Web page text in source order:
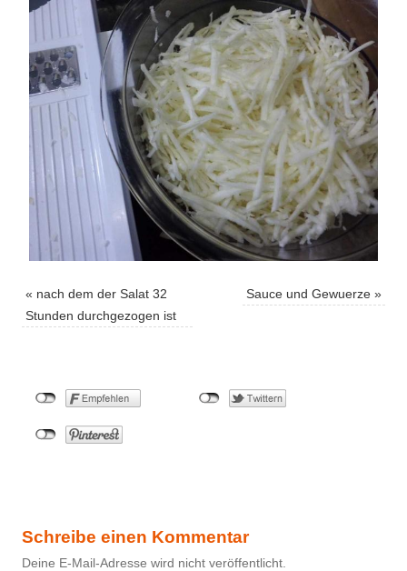
« nach dem der Salat 32
Stunden durchgezogen ist
Sauce und Gewuerze »
Schreibe einen Kommentar
Deine E-Mail-Adresse wird nicht veröffentlicht.